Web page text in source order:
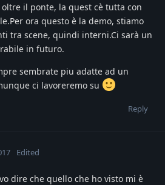
il ponte, la quest cè tutta con
ora questo è la demo, stiamo
tra scene, quindi interni.Ci sarà un
in futuro.
sembrate piu adatte ad un
ci lavoreremo su
Reply
Edited
dire che quello che ho visto mi è